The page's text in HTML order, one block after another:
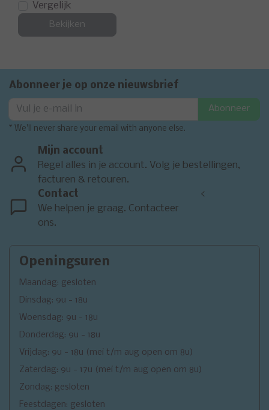
Vergelijk
Bekijken
Abonneer je op onze nieuwsbrief
Abonneer
* We'll never share your email with anyone else.
Mijn account
Regel alles in je account. Volg je bestellingen,
facturen & retouren.
Contact
We helpen je graag. Contacteer
ons.
<
Openingsuren
Maandag: gesloten
Dinsdag: 9u - 18u
Woensdag: 9u - 18u
Donderdag: 9u - 18u
Vrijdag: 9u - 18u (mei t/m aug open om 8u)
Zaterdag: 9u - 17u (mei t/m aug open om 8u)
Zondag: gesloten
Feestdagen: gesloten